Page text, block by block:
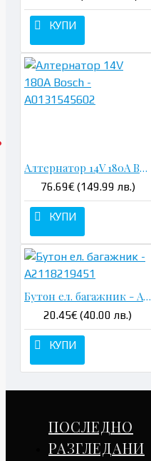
КУПИ
Алтернатор 14V 180A Bosch - A0131545602
76.69€ (149.99 лв.)
КУПИ
Бутон ел. багажник - A2118219451
20.45€ (40.00 лв.)
КУПИ
ПОСЛЕДНО
РАЗГЛЕДАНИ